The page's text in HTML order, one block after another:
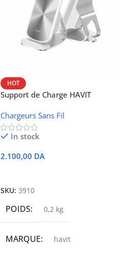
HOT
Support de Charge HAVIT
Chargeurs Sans Fil
In stock
2.100,00 DA
SKU:3910
POIDS 0,2 kg
MARQUE havit